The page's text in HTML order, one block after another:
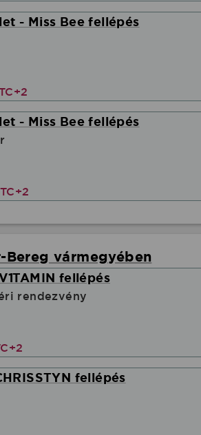
- Miss Bee fellépés
- Miss Bee fellépés
vármegyében
fellépés
rendezvény
fellépés